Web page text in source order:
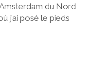
du Nord
j’ai posé le pieds